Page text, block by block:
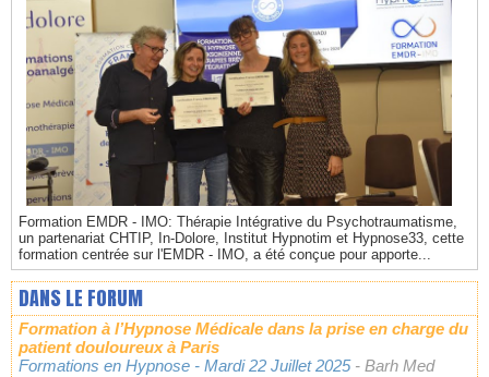
Formation EMDR - IMO: Thérapie Intégrative du Psychotraumatisme,
un partenariat CHTIP, In-Dolore, Institut Hypnotim et Hypnose33, cette
formation centrée sur l'EMDR - IMO, a été conçue pour apporte...
DANS LE FORUM
Formation à l’Hypnose Médicale dans la prise en charge du
patient douloureux à Paris
Formations en Hypnose - Mardi 22 Juillet 2025 - Barh Med